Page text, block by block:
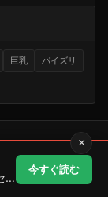
巨乳 パイズリ
×
彼女の母親（38）にデカチン見せたら生ハメセックス...
今すぐ読む